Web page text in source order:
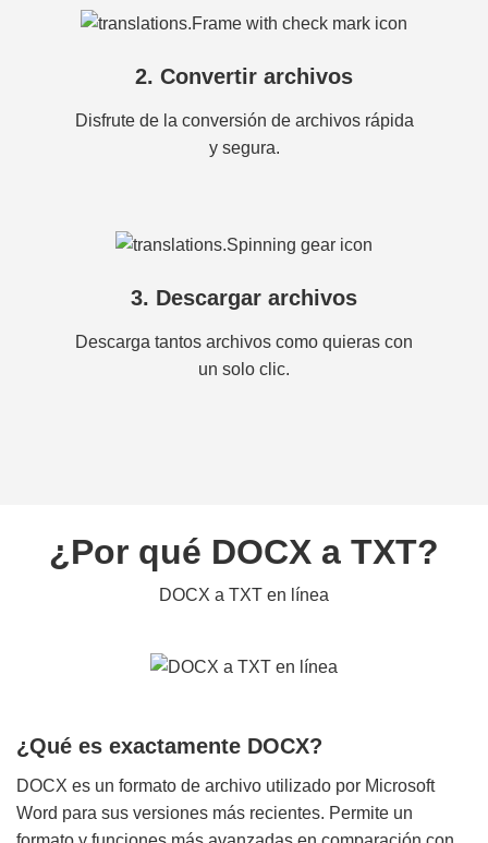
2. Convertir archivos
Disfrute de la conversión de archivos rápida
y segura.
3. Descargar archivos
Descarga tantos archivos como quieras con
un solo clic.
¿Por qué DOCX a TXT?
DOCX a TXT en línea
¿Qué es exactamente DOCX?
DOCX es un formato de archivo utilizado por Microsoft
Word para sus versiones más recientes. Permite un